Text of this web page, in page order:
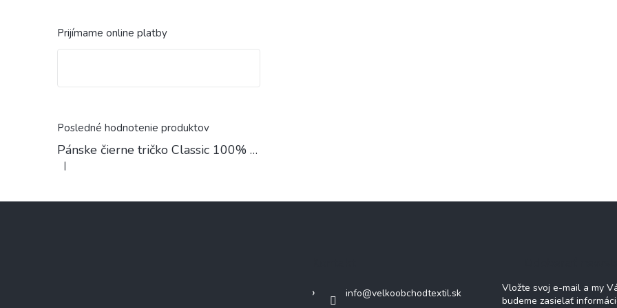
Prijímame online platby
Posledné hodnotenie produktov
Pánske čierne tričko Classic 100% Bavlna
Hodnotenie produktu je 4 z 5 hviezdičiek.
|
info@velkoobchodtextil.sk
Vložte svoj e-mail a my
budeme zasielať